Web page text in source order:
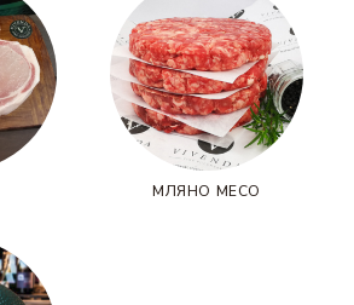
МЛЯНО МЕСО